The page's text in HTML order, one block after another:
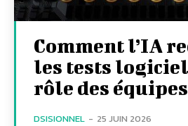
Comment l’IA
les tests
rôle des
DSISIONNEL - 25 JUIN 2026